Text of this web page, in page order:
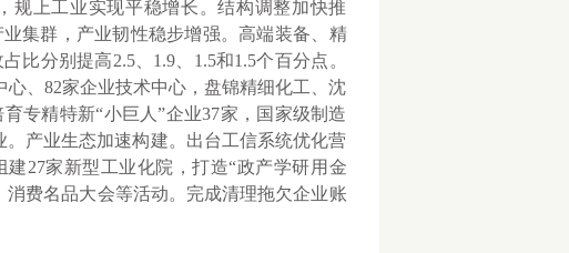
规上工业实现平稳增长。结构调整加快推
集群，产业韧性稳步增强。高端装备、精
比分别提高2.5、1.9、1.5和1.5个百分点。
、82家企业技术中心，盘锦精细化工、沈
专精特新“小巨人”企业37家，国家级制造
。产业生态加速构建。出台工信系统优化营
27家新型工业化院，打造“政产学研用金
费名品大会等活动。完成清理拖欠企业账